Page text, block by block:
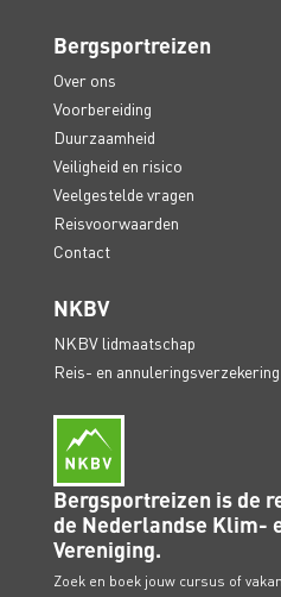
Bergsportreizen
Over ons
Voorbereiding
Duurzaamheid
Veiligheid en risico
Veelgestelde vragen
Reisvoorwaarden
Contact
NKBV
NKBV lidmaatschap
Reis- en annuleringsverzekering
Bergsportreizen is de
de Nederlandse Klim-
Vereniging.
Zoek en boek jouw cursus of